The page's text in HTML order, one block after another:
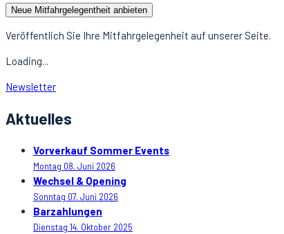
Neue Mitfahrgelegentheit anbieten
Veröffentlich Sie Ihre Mitfahrgelegenheit auf unserer Seite.
Loading...
Newsletter
Aktuelles
Vorverkauf Sommer Events
Montag 08. Juni 2026
Wechsel & Opening
Sonntag 07. Juni 2026
Barzahlungen
Dienstag 14. Oktober 2025